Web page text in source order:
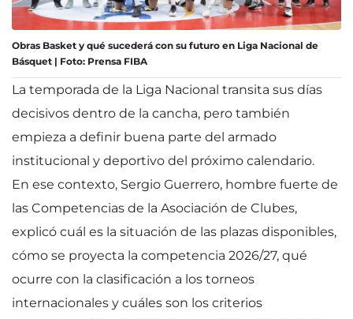
Obras Basket y qué sucederá con su futuro en Liga Nacional de
Básquet | Foto: Prensa FIBA
La temporada de la Liga Nacional transita sus días
decisivos dentro de la cancha, pero también
empieza a definir buena parte del armado
institucional y deportivo del próximo calendario.
En ese contexto, Sergio Guerrero, hombre fuerte de
las Competencias de la Asociación de Clubes,
explicó cuál es la situación de las plazas disponibles,
cómo se proyecta la competencia 2026/27, qué
ocurre con la clasificación a los torneos
internacionales y cuáles son los criterios